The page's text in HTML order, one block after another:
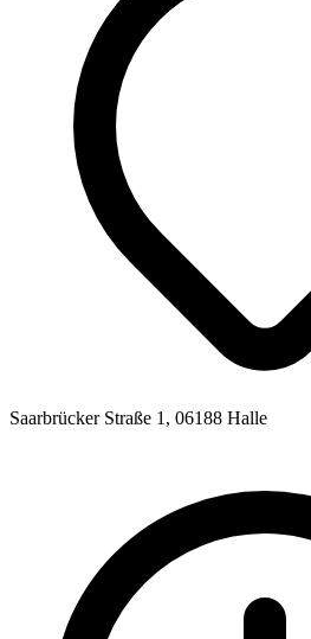
Saarbrücker Straße 1, 06188 Halle